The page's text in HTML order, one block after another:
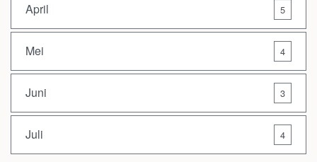
April 5
Mei 4
Juni 3
Juli 4